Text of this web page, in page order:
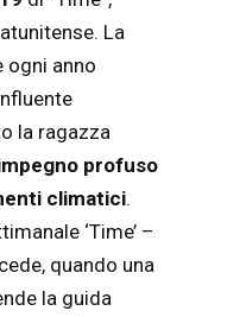
La
ogni anno
la ragazza
profuso
climatici.
‘Time’ –
quando una
la guida